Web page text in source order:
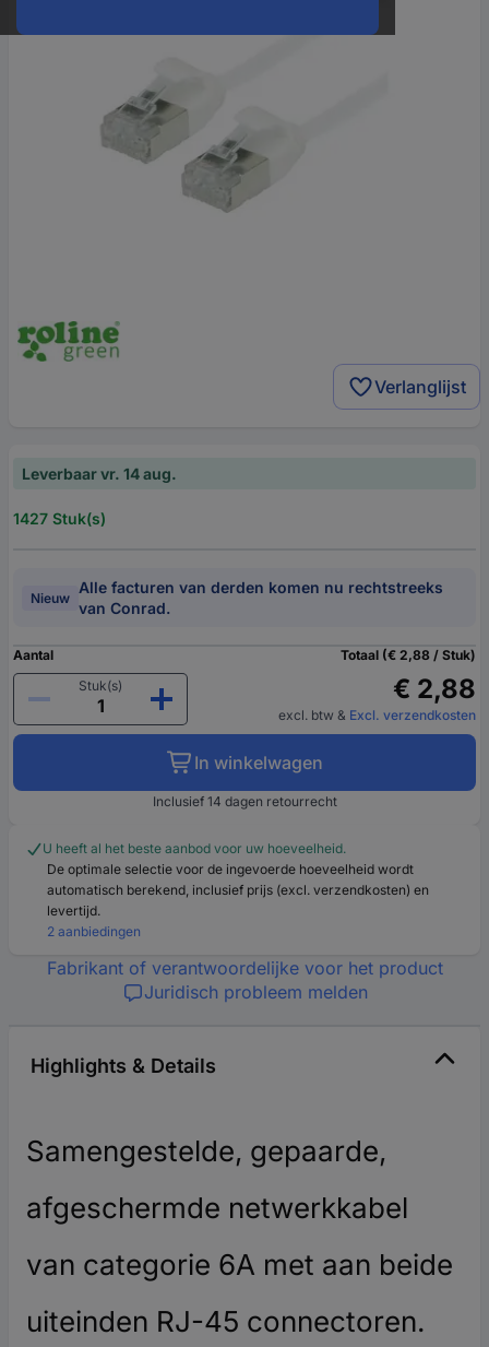
Verlanglijst
Leverbaar vr. 14 aug.
1427 Stuk(s)
Nieuw
Alle facturen van derden komen nu rechtstreeks
van Conrad.
Aantal
Stuk(s)
Totaal (€ 2,88 / Stuk)
€ 2,88
excl. btw & Excl. verzendkosten
In winkelwagen
Inclusief 14 dagen retourrecht
U heeft al het beste aanbod voor uw hoeveelheid.
De optimale selectie voor de ingevoerde hoeveelheid wordt
automatisch berekend, inclusief prijs (excl. verzendkosten) en
levertijd.
2 aanbiedingen
Fabrikant of verantwoordelijke voor het product
Juridisch probleem melden
Highlights & Details
Samengestelde, gepaarde,
afgeschermde netwerkkabel
van categorie 6A met aan beide
uiteinden RJ-45 connectoren.